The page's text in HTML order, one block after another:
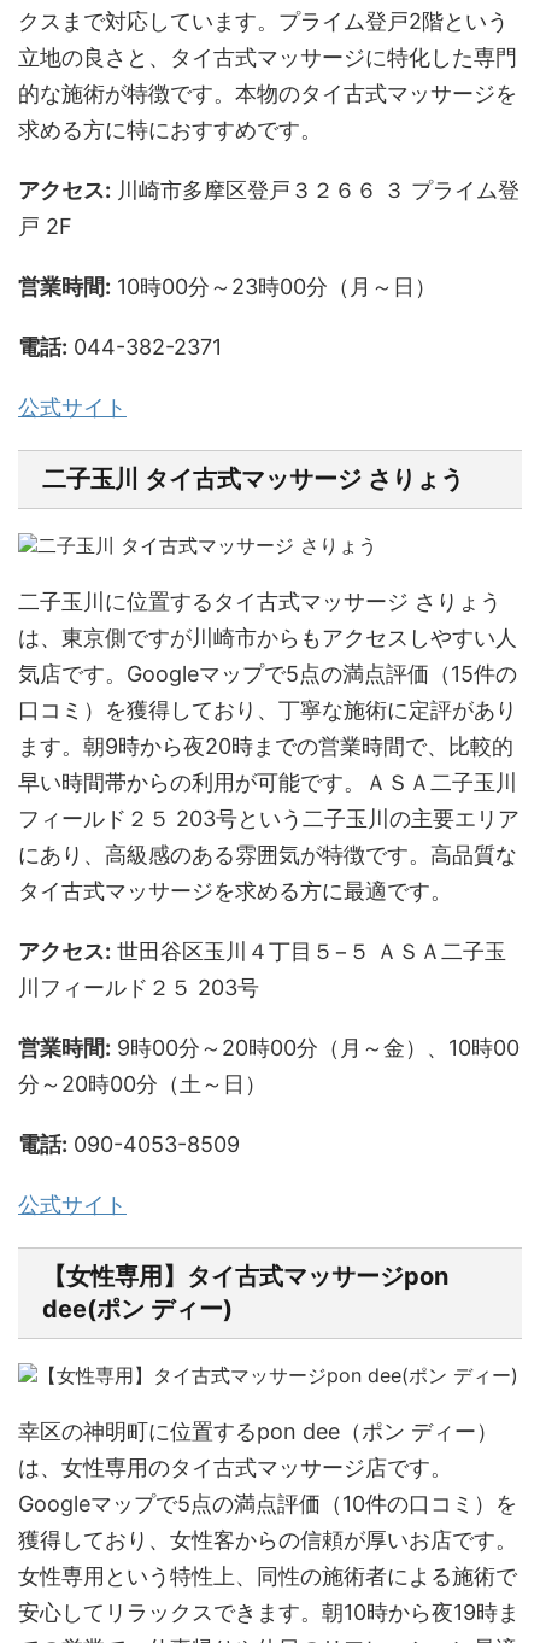
クスまで対応しています。プライム登戸2階という
立地の良さと、タイ古式マッサージに特化した専門
的な施術が特徴です。本物のタイ古式マッサージを
求める方に特におすすめです。
アクセス: 川崎市多摩区登戸３２６６ ３ プライム登
戸 2F
営業時間: 10時00分～23時00分（月～日）
電話: 044-382-2371
公式サイト
二子玉川 タイ古式マッサージ さりょう
二子玉川に位置するタイ古式マッサージ さりょう
は、東京側ですが川崎市からもアクセスしやすい人
気店です。Googleマップで5点の満点評価（15件の
口コミ）を獲得しており、丁寧な施術に定評があり
ます。朝9時から夜20時までの営業時間で、比較的
早い時間帯からの利用が可能です。ＡＳＡ二子玉川
フィールド２５ 203号という二子玉川の主要エリア
にあり、高級感のある雰囲気が特徴です。高品質な
タイ古式マッサージを求める方に最適です。
アクセス: 世田谷区玉川４丁目５−５ ＡＳＡ二子玉
川フィールド２５ 203号
営業時間: 9時00分～20時00分（月～金）、10時00
分～20時00分（土～日）
電話: 090-4053-8509
公式サイト
【女性専用】タイ古式マッサージpon
dee(ポン ディー)
幸区の神明町に位置するpon dee（ポン ディー）
は、女性専用のタイ古式マッサージ店です。
Googleマップで5点の満点評価（10件の口コミ）を
獲得しており、女性客からの信頼が厚いお店です。
女性専用という特性上、同性の施術者による施術で
安心してリラックスできます。朝10時から夜19時ま